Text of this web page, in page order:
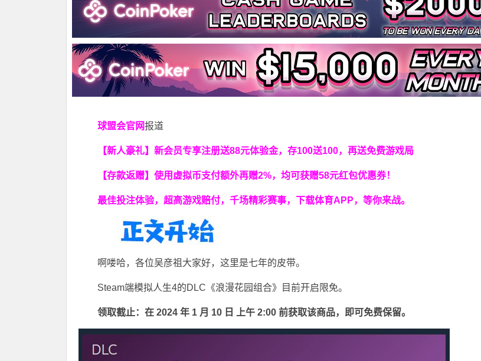
球盟会官网报道
【新人豪礼】新会员专享注册送88元体验金，存100送100，再送免费游戏局
【存款返赠】使用虚拟币支付额外再赠2%，均可获赠58元红包优惠券！
最佳投注体验，超高游戏赔付，千场精彩赛事，下载体育APP，等你来战。
啊喽哈，各位吴彦祖大家好，这里是七年的皮带。
Steam端模拟人生4的DLC《浪漫花园组合》目前开启限免。
领取截止：在 2024 年 1 月 10 日 上午 2:00 前获取该商品，即可免费保留。